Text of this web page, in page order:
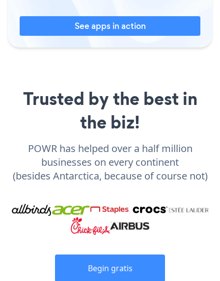
See apps in action
Trusted by the best in
the biz!
POWR has helped over a half million
businesses on every continent
(besides Antarctica, because of course not)
Begin gratis